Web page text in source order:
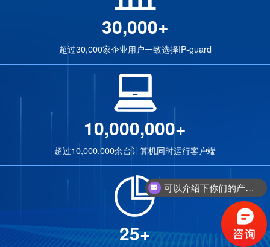
30,000+
超过30,000家企业用户一致选择IP-guard
10,000,000+
超过10,000,000余台计算机同时运行客户端
25+
可以介绍下你们的产品么？